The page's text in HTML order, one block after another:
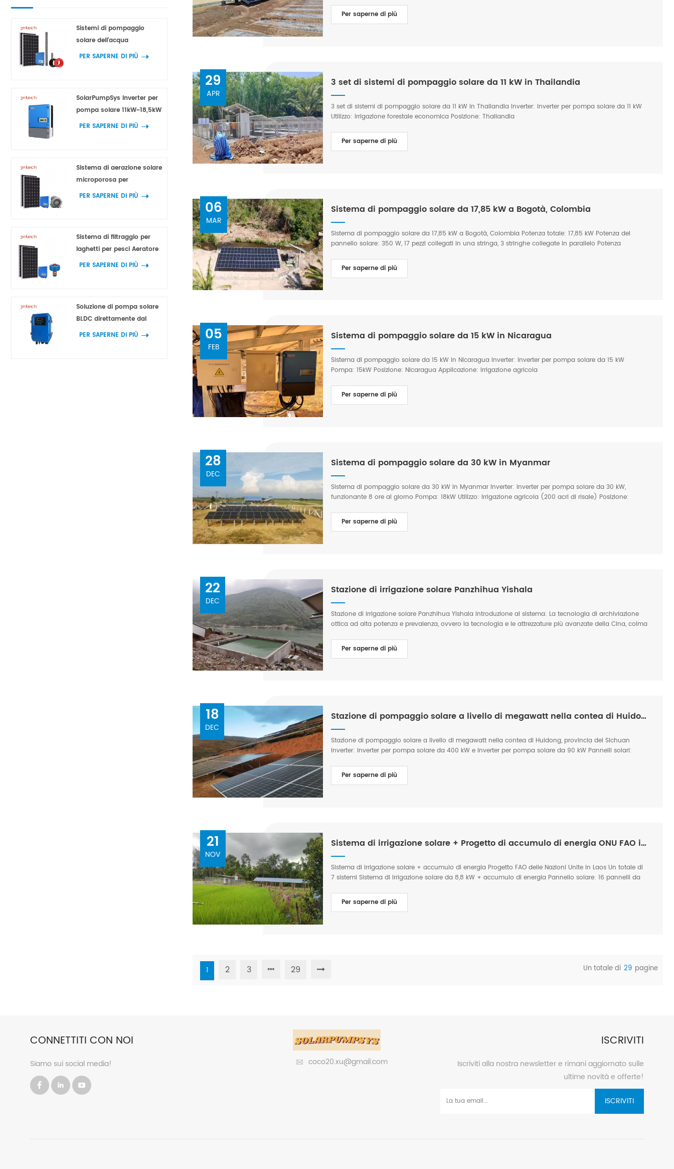
Per saperne di più
29
APR
3 set di sistemi di pompaggio solare da 11 kW in Thailandia
3 set di sistemi di pompaggio solare da 11 kW in Thailandia Inverter: inverter per pompa solare da 11 kW
Utilizzo: Irrigazione forestale economica Posizione: Thailandia
Per saperne di più
06
MAR
Sistema di pompaggio solare da 17,85 kW a Bogotà, Colombia
Sistema di pompaggio solare da 17,85 kW a Bogotà, Colombia Potenza totale: 17,85 kW Potenza del
pannello solare: 350 W, 17 pezzi collegati in una stringa, 3 stringhe collegate in parallelo Potenza
Prevalenza: 80 m Potenza: 15 kW Luogo: Bogotà, Colombia Applicazione: irrigazione agricola
Per saperne di più
05
FEB
Sistema di pompaggio solare da 15 kW in Nicaragua
Sistema di pompaggio solare da 15 kW in Nicaragua Inverter: inverter per pompa solare da 15 kW
Pompa: 15kW Posizione: Nicaragua Applicazione: irrigazione agricola
Per saperne di più
28
DEC
Sistema di pompaggio solare da 30 kW in Myanmar
Sistema di pompaggio solare da 30 kW in Myanmar Inverter: inverter per pompa solare da 30 kW,
funzionante 8 ore al giorno Pompa: 18kW Utilizzo: Irrigazione agricola (200 acri di risaie) Posizione:
Per saperne di più
22
DEC
Stazione di irrigazione solare Panzhihua Yishala
Stazione di irrigazione solare Panzhihua Yishala Introduzione al sistema: La tecnologia di archiviazione
ottica ad alta potenza e prevalenza, ovvero la tecnologia e le attrezzature più avanzate della Cina, colma
montagna. 2. Prevalenza della pompa superiore a 1000 m, potenza nominale superiore a 1000 kW. 3.
L'assunzione media giornaliera di acqua è di 852 m³, la fornitura idrica annuale è di 312.400 m³. 4. La
Per saperne di più
18
DEC
Stazione di pompaggio solare a livello di megawatt nella contea di Huidong, provincia del Sichuan
Stazione di pompaggio solare a livello di megawatt nella contea di Huidong, provincia del Sichuan
Inverter: inverter per pompa solare da 400 kW e inverter per pompa solare da 90 kW Pannelli solari:
superiore a 300.000 metri cubi Accumulo di energia: pacco batterie di accumulo di energia
personalizzato, capacità 56,32 kWh/563,2 Vdc. Usi: irrigazione di terreni agricoli e acqua potabile
Per saperne di più
21
NOV
Sistema di irrigazione solare + Progetto di accumulo di energia ONU FAO in Laos
Sistema di irrigazione solare + accumulo di energia Progetto FAO delle Nazioni Unite in Laos Un totale di
7 sistemi Sistema di irrigazione solare da 8,8 kW + accumulo di energia Pannello solare: 16 pannelli da
di controllo EMS da 20 kW con controllo del caricabatterie solare Batteria: 26 batterie da 12 V 100 Ah in
una stringa Applicazione: irrigazione agricola Posizione: Phonesaard, Pok Village - Laos Sistema di
pompa da 7,5 CV Armadio di controllo EMS da 26 kW con controllo del caricabatterie solare
Per saperne di più
1 2 3 29 Un totale di 29 pagine
Sistemi di pompaggio
solare dell'acqua
SolarPumpSys
PER SAPERNE DI PIÙ
SolarPumpSys Inverter per
pompa solare 11kW~18,5kW
PER SAPERNE DI PIÙ
Sistema di aerazione solare
microporosa per
l'acquacoltura
PER SAPERNE DI PIÙ
Sistema di filtraggio per
laghetti per pesci Aeratore
per fontane 750w 1100w
PER SAPERNE DI PIÙ
Soluzione di pompa solare
BLDC direttamente dal
produttore
PER SAPERNE DI PIÙ
CONNETTITI CON NOI
Siamo sui social media! coco20.xu@gmail.com
ISCRIVITI
Iscriviti alla nostra newsletter e rimani aggiornato sulle
ultime novità e offerte!
ISCRIVITI